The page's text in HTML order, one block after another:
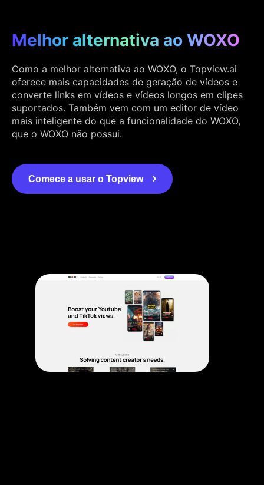
Melhor alternativa ao WOXO
Como a melhor alternativa ao WOXO, o Topview.ai
oferece mais capacidades de geração de vídeos e
converte links em vídeos e vídeos longos em clipes
suportados. Também vem com um editor de vídeo
mais inteligente do que a funcionalidade do WOXO,
que o WOXO não possui.
Comece a usar o Topview